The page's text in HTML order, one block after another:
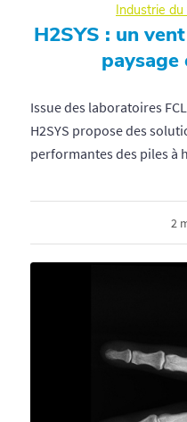
Industrie
H2SYS : un
Issue des laboratoires
H2SYS propose des
performantes des piles à
2